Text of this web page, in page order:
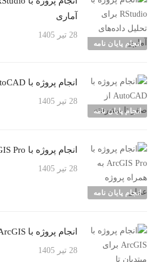
انجام پایان نامه
آماری
28 تیر 1405
انجام پایان نامه
انجام پروژه با AutoCAD از صفر تا پیشرفته
28 تیر 1405
انجام پایان نامه
انجام پروژه با ArcGIS Pro به همراه پروژه عملی
28 تیر 1405
انجام پروژه با ArcGIS برای مبتدیان تا حرفه‌ای
28 تیر 1405